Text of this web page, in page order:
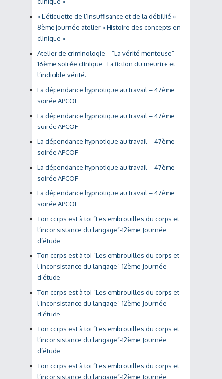
« L’étiquette de l’insuffisance et de la débilité » –
8ème journée atelier « Histoire des concepts en
clinique »
Atelier de criminologie – “La vérité menteuse” –
16ème soirée clinique : La fiction du meurtre et
l’indicible vérité.
La dépendance hypnotique au travail – 47ème
soirée APCOF
La dépendance hypnotique au travail – 47ème
soirée APCOF
La dépendance hypnotique au travail – 47ème
soirée APCOF
La dépendance hypnotique au travail – 47ème
soirée APCOF
La dépendance hypnotique au travail – 47ème
soirée APCOF
Ton corps est à toi “Les embrouilles du corps et
l’inconsistance du langage”-12ème Journée
d’étude
Ton corps est à toi “Les embrouilles du corps et
l’inconsistance du langage”-12ème Journée
d’étude
Ton corps est à toi “Les embrouilles du corps et
l’inconsistance du langage”-12ème Journée
d’étude
Ton corps est à toi “Les embrouilles du corps et
l’inconsistance du langage”-12ème Journée
d’étude
Ton corps est à toi “Les embrouilles du corps et
l’inconsistance du langage”-12ème Journée